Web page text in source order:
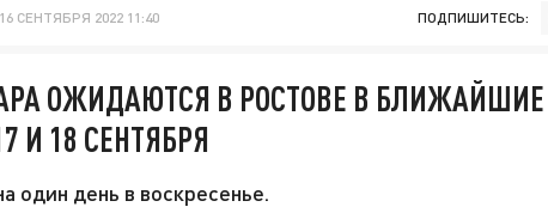
16 СЕНТЯБРЯ 2022 11:40 ПОДПИШИТЕСЬ:
ОЖИДАЮТСЯ В РОСТОВЕ В БЛИЖАЙШИЕ
И 18 СЕНТЯБРЯ
один день в воскресенье.